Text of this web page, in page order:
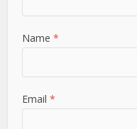
Name*
Email*